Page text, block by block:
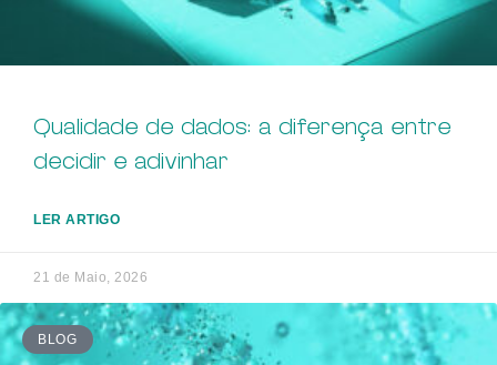
Qualidade de dados: a diferença entre
decidir e adivinhar
LER ARTIGO
21 de Maio, 2026
BLOG